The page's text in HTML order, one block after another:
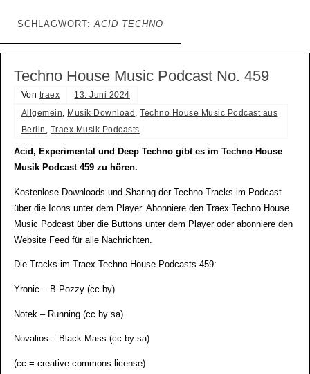
SCHLAGWORT: ACID TECHNO
Techno House Music Podcast No. 459
Von traex
13. Juni 2024
Allgemein, Musik Download ,Techno House Music Podcast aus
Berlin , Traex Musik Podcasts
Acid, Experimental und Deep Techno gibt es im Techno House
Musik Podcast 459 zu hören.
Kostenlose Downloads und Sharing der Techno Tracks im Podcast
über die Icons unter dem Player. Abonniere den Traex Techno House
Music Podcast über die Buttons unter dem Player oder abonniere den
Website Feed für alle Nachrichten.
Die Tracks im Traex Techno House Podcasts 459:
Yronic – B Pozzy (cc by)
Notek – Running (cc by sa)
Novalios – Black Mass (cc by sa)
(cc = creative commons license)